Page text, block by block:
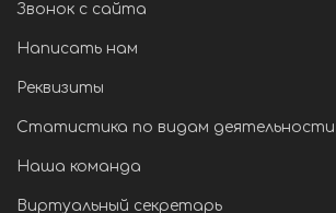
Звонок с сайта
Написать нам
Реквизиты
Статистика по видам деятельности
Наша команда
Виртуальный секретарь